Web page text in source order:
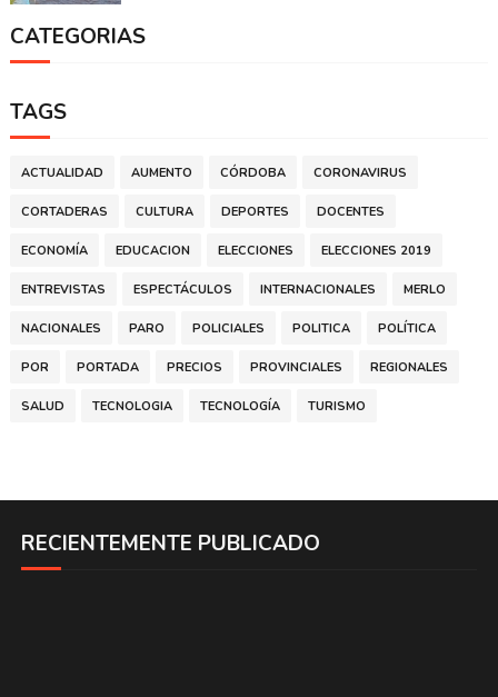
CATEGORIAS
TAGS
ACTUALIDAD AUMENTO CÓRDOBA CORONAVIRUS
CORTADERAS CULTURA DEPORTES DOCENTES
ECONOMÍA EDUCACION ELECCIONES ELECCIONES 2019
ENTREVISTAS ESPECTÁCULOS INTERNACIONALES MERLO
NACIONALES PARO POLICIALES POLITICA POLÍTICA
POR PORTADA PRECIOS PROVINCIALES REGIONALES
SALUD TECNOLOGIA TECNOLOGÍA TURISMO
RECIENTEMENTE PUBLICADO